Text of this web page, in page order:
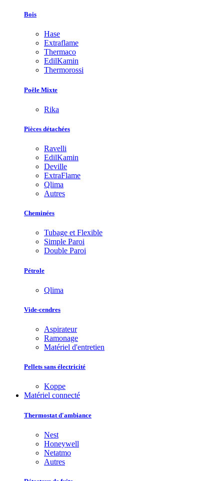
Bois
Hase
Extraflame
Thermaco
EdilKamin
Thermorossi
Poêle Mixte
Rika
Pièces détachées
Ravelli
EdilKamin
Deville
ExtraFlame
Qlima
Autres
Cheminées
Tubage et Flexible
Simple Paroi
Double Paroi
Pétrole
Qlima
Vide-cendres
Aspirateur
Ramonage
Matériel d'entretien
Pellets sans électricité
Koppe
Matériel connecté
Thermostat d'ambiance
Nest
Honeywell
Netatmo
Autres